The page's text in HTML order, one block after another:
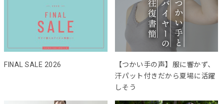
FINAL SALE 2026
【つかい手の声】服に響かず、
汗パット付きだから夏場に活躍
しそう